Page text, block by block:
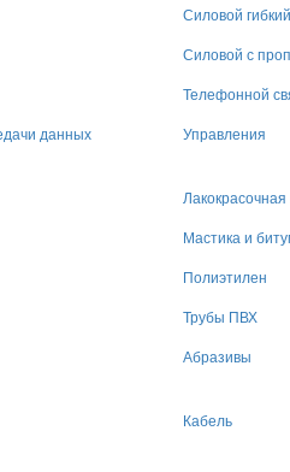
Силовой гибкий
Силовой с
Телефонной
данных
Управления
Мастика и
Полиэтилен
Трубы ПВХ
Абразивы
Кабель